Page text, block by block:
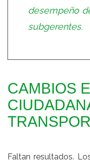
desempeño
subgerentes.
CAMBIOS
Faltan resultados.